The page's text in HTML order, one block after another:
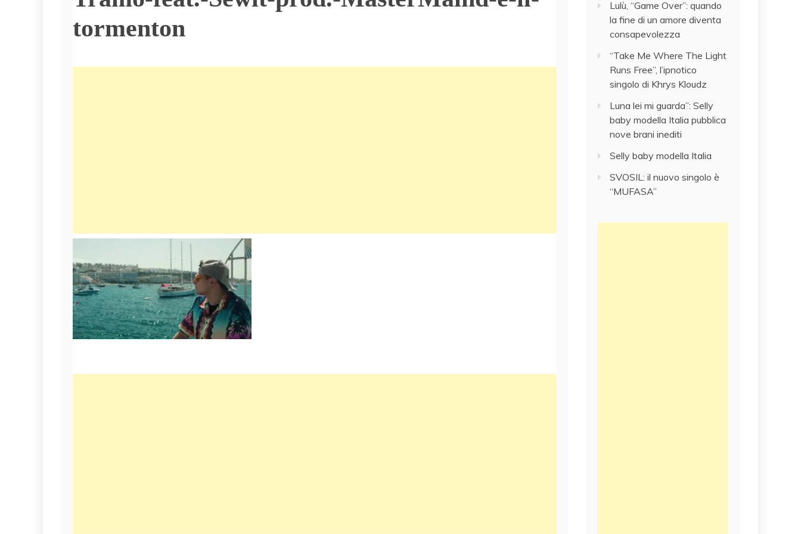
tormenton
Lulù, “Game Over”: quando
la fine di un amore diventa
consapevolezza
“Take Me Where The Light
Runs Free”, l’ipnotico
singolo di Khrys Kloudz
Luna lei mi guarda”: Selly
baby modella Italia pubblica
nove brani inediti
Selly baby modella Italia
SVOSIL: il nuovo singolo è
“MUFASA”